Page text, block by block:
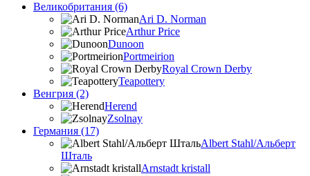
Великобритания (6)
Ari D. Norman
Arthur Price
Dunoon
Portmeirion
Royal Crown Derby
Teapottery
Венгрия (2)
Herend
Zsolnay
Германия (17)
Albert Stahl/Альбеpт
Шталь
Arnstadt kristall